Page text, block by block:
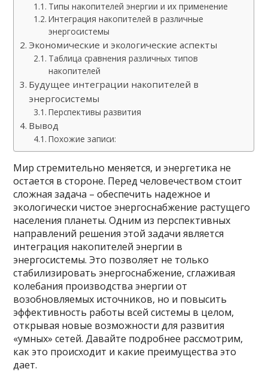
Типы накопителей энергии и их применение
Интеграция накопителей в различные
энергосистемы
Экономические и экологические аспекты
Таблица сравнения различных типов
накопителей
Будущее интеграции накопителей в
энергосистемы
Перспективы развития
Вывод
Похожие записи:
Мир стремительно меняется, и энергетика не
остается в стороне. Перед человечеством стоит
сложная задача – обеспечить надежное и
экологически чистое энергоснабжение растущего
населения планеты. Одним из перспективных
направлений решения этой задачи является
интеграция накопителей энергии в
энергосистемы. Это позволяет не только
стабилизировать энергоснабжение, сглаживая
колебания производства энергии от
возобновляемых источников, но и повысить
эффективность работы всей системы в целом,
открывая новые возможности для развития
«умных» сетей. Давайте подробнее рассмотрим,
как это происходит и какие преимущества это
дает.